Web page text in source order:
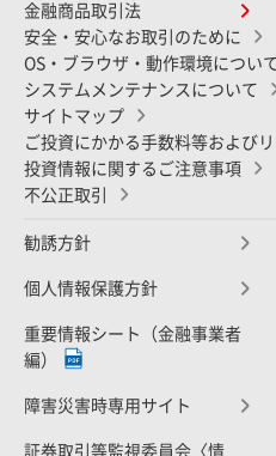
金融商品取引法
安全・安心なお取引のために
OS・ブラウザ・動作環境につい
システムメンテナンスについて
サイトマップ
ご投資にかかる手数料等および
投資情報に関するご注意事項
不公正取引
勧誘方針
個人情報保護方針
重要情報シート（金融事業者
編）
障害災害時専用サイト
証券取引等監視委員会〈情